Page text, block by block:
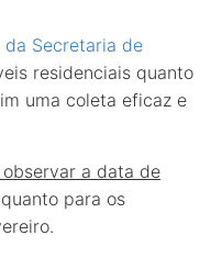
da Secretaria de
residenciais quanto
uma coleta eficaz e
a data de
para os